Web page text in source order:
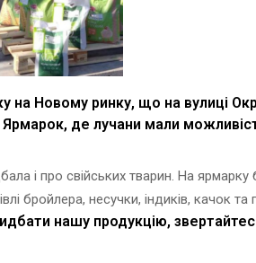
на Новому ринку, що на вулиці
Ярмарок, де лучани мали
і про свійських тварин. На
бройлера, несучки, індиків, качок та
нашу продукцію,